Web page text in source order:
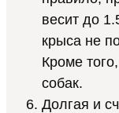
весит до
крыса не
Кроме
собак.
Долгая и